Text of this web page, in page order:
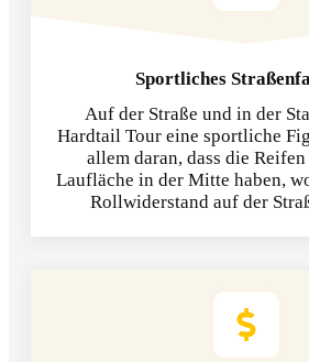
Sportliches
Auf der Straße und in der
Hardtail Tour eine sportliche
allem daran, dass die
Laufläche in der Mitte haben,
Rollwiderstand auf der